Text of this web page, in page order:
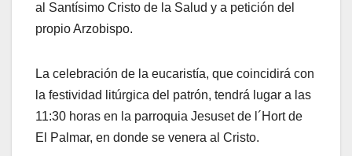
al Santísimo Cristo de la Salud y a petición del
propio Arzobispo.
La celebración de la eucaristía, que coincidirá con
la festividad litúrgica del patrón, tendrá lugar a las
11:30 horas en la parroquia Jesuset de l´Hort de
El Palmar, en donde se venera al Cristo.